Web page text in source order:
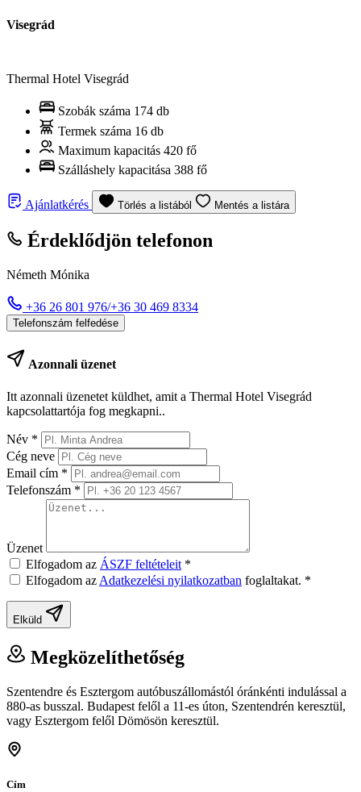
Visegrád
Thermal Hotel Visegrád
Szobák száma 174 db
Termek száma 16 db
Maximum kapacitás 420 fő
Szálláshely kapacitása 388 fő
Ajánlatkérés Törlés a listából Mentés a listára
Érdeklődjön telefonon
Németh Mónika
+36 26 801 976/+36 30 469 8334
Telefonszám felfedése
Azonnali üzenet
Itt azonnali üzenetet küldhet, amit a Thermal Hotel Visegrád
kapcsolattartója fog megkapni..
Név *
Cég neve
Email cím *
Telefonszám *
Üzenet
Elfogadom az ÁSZF feltételeit *
Elfogadom az Adatkezelési nyilatkozatban foglaltakat. *
Elküld
Megközelíthetőség
Szentendre és Esztergom autóbuszállomástól óránkénti indulással a
880-as busszal. Budapest felől a 11-es úton, Szentendrén keresztül,
vagy Esztergom felől Dömösön keresztül.
Cím